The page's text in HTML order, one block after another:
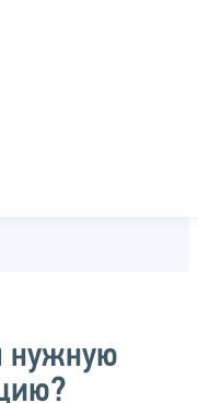
нужную